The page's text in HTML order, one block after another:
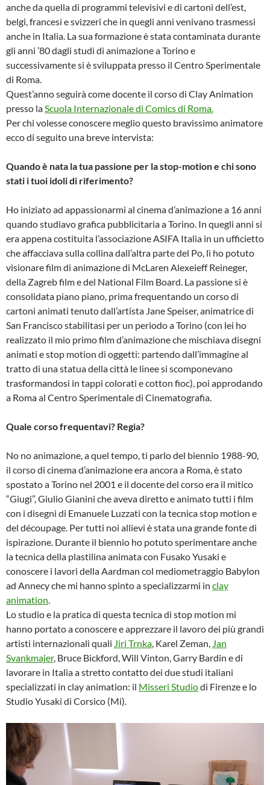
anche da quella di programmi televisivi e di cartoni dell’est,
belgi, francesi e svizzeri che in quegli anni venivano trasmessi
anche in Italia. La sua formazione è stata contaminata durante
gli anni ’80 dagli studi di animazione a Torino e
successivamente si è sviluppata presso il Centro Sperimentale
di Roma.
Quest’anno seguirà come docente il corso di Clay Animation
presso la Scuola Internazionale di Comics di Roma.
Per chi volesse conoscere meglio questo bravissimo animatore
ecco di seguito una breve intervista:
Quando è nata la tua passione per la stop-motion e chi sono
stati i tuoi idoli di riferimento?
Ho iniziato ad appassionarmi al cinema d’animazione a 16 anni
quando studiavo grafica pubblicitaria a Torino. In quegli anni si
era appena costituita l’associazione ASIFA Italia in un ufficietto
che affacciava sulla collina dall’altra parte del Po, lì ho potuto
visionare film di animazione di McLaren Alexeieff Reineger,
della Zagreb film e del National Film Board. La passione si è
consolidata piano piano, prima frequentando un corso di
cartoni animati tenuto dall’artista Jane Speiser, animatrice di
San Francisco stabilitasi per un periodo a Torino (con lei ho
realizzato il mio primo film d’animazione che mischiava disegni
animati e stop motion di oggetti: partendo dall’immagine al
tratto di una statua della città le linee si scomponevano
trasformandosi in tappi colorati e cotton fioc), poi approdando
a Roma al Centro Sperimentale di Cinematografia.
Quale corso frequentavi? Regia?
No no animazione, a quel tempo, ti parlo del biennio 1988-90,
il corso di cinema d’animazione era ancora a Roma, è stato
spostato a Torino nel 2001 e il docente del corso era il mitico
“Giugi”, Giulio Gianini che aveva diretto e animato tutti i film
con i disegni di Emanuele Luzzati con la tecnica stop motion e
del découpage. Per tutti noi allievi è stata una grande fonte di
ispirazione. Durante il biennio ho potuto sperimentare anche
la tecnica della plastilina animata con Fusako Yusaki e
conoscere i lavori della Aardman col mediometraggio Babylon
ad Annecy che mi hanno spinto a specializzarmi in clay
animation
Lo studio e la pratica di questa tecnica di stop motion mi
hanno portato a conoscere e apprezzare il lavoro dei più grandi
artisti internazionali quali Jiri Trnka , Karel Zeman, Jan
Svankmajer, Bruce Bickford, Will Vinton, Garry Bardin e di
lavorare in Italia a stretto contatto dei due studi italiani
specializzati in clay animation: il Misseri Studiodi Firenze e lo
Studio Yusaki di Corsico (Mi).